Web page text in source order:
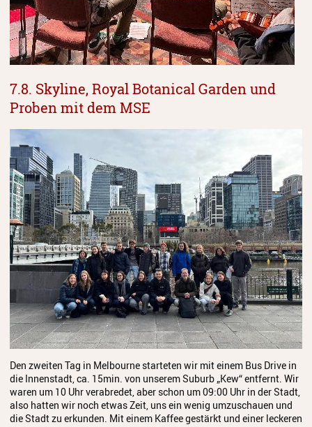
7.8. Skyline, Royal Botanical Garden und
Proben mit dem MSE
Den zweiten Tag in Melbourne starteten wir mit einem Bus Drive in
die Innenstadt, ca. 15min. von unserem Suburb „Kew“ entfernt. Wir
waren um 10 Uhr verabredet, aber schon um 09:00 Uhr in der Stadt,
also hatten wir noch etwas Zeit, uns ein wenig umzuschauen und
die Stadt zu erkunden. Mit einem Kaffee gestärkt und einer leckeren